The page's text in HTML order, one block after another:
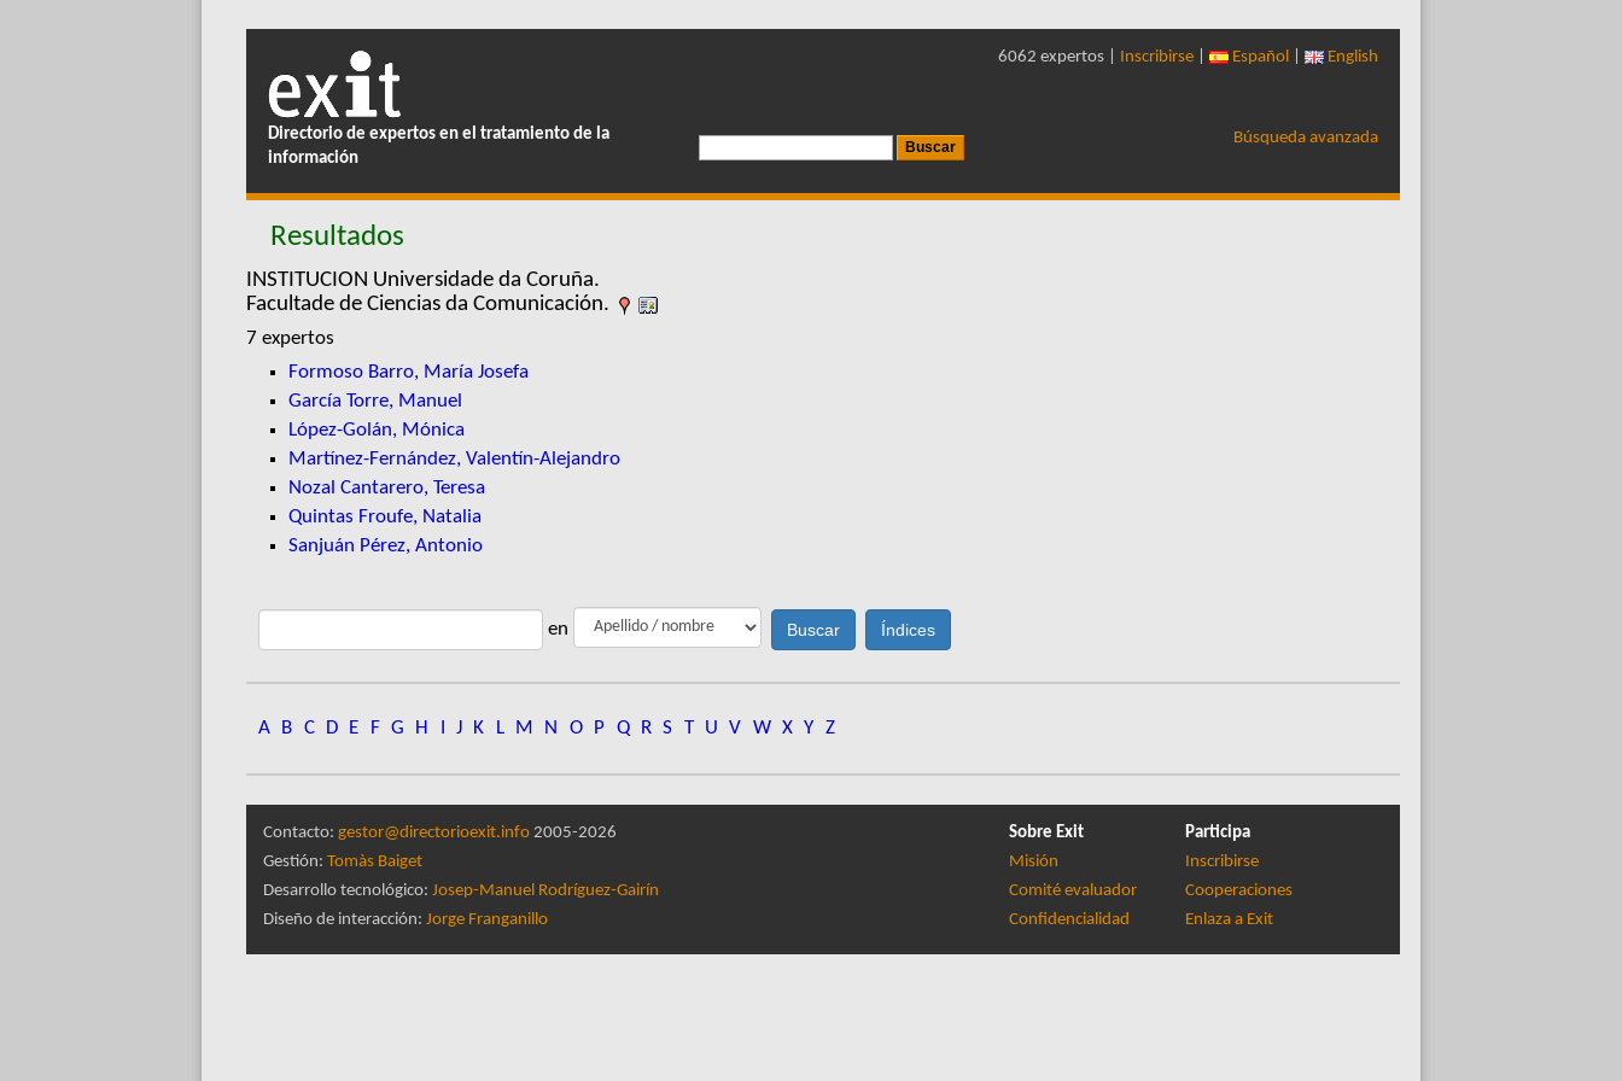
Directorio de expertos en el tratamiento de la
información
6062 expertos | Inscribirse Español English
Búsqueda avanzada
Resultados
INSTITUCION Universidade da Coruña.
Facultade de Ciencias da Comunicación.
7 expertos
Formoso Barro, María Josefa
García Torre, Manuel
López-Golán, Mónica
Martínez-Fernández, Valentín-Alejandro
Nozal Cantarero, Teresa
Quintas Froufe, Natalia
Sanjuán Pérez, Antonio
en
A B C D E F G H J K L M N O P Q R S T U V W X Y Z
Contacto: gestor@directorioexit.info 2005-2026
Gestión: Tomàs Baiget
Desarrollo tecnológico: Josep-Manuel Rodríguez-Gairín
Diseño de interacción: Jorge Franganillo
Sobre Exit
Misión
Comité evaluador
Confidencialidad
Participa
Inscribirse
Cooperaciones
Enlaza a Exit